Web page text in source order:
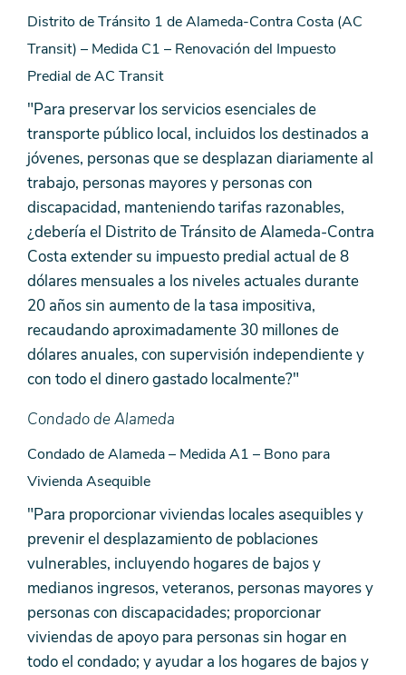
Distrito de Tránsito 1 de Alameda-Contra Costa (AC
Transit) – Medida C1 – Renovación del Impuesto
Predial de AC Transit
"Para preservar los servicios esenciales de
transporte público local, incluidos los destinados a
jóvenes, personas que se desplazan diariamente al
trabajo, personas mayores y personas con
discapacidad, manteniendo tarifas razonables,
¿debería el Distrito de Tránsito de Alameda-Contra
Costa extender su impuesto predial actual de 8
dólares mensuales a los niveles actuales durante
20 años sin aumento de la tasa impositiva,
recaudando aproximadamente 30 millones de
dólares anuales, con supervisión independiente y
con todo el dinero gastado localmente?"
Condado de Alameda
Condado de Alameda – Medida A1 – Bono para
Vivienda Asequible
"Para proporcionar viviendas locales asequibles y
prevenir el desplazamiento de poblaciones
vulnerables, incluyendo hogares de bajos y
medianos ingresos, veteranos, personas mayores y
personas con discapacidades; proporcionar
viviendas de apoyo para personas sin hogar en
todo el condado; y ayudar a los hogares de bajos y